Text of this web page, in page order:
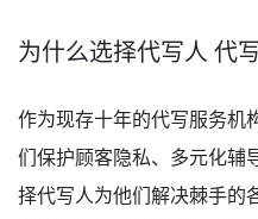
为什么选择代写人 代
作为现存十年的代写服务机
们保护顾客隐私、多元化辅
择代写人为他们解决棘手的